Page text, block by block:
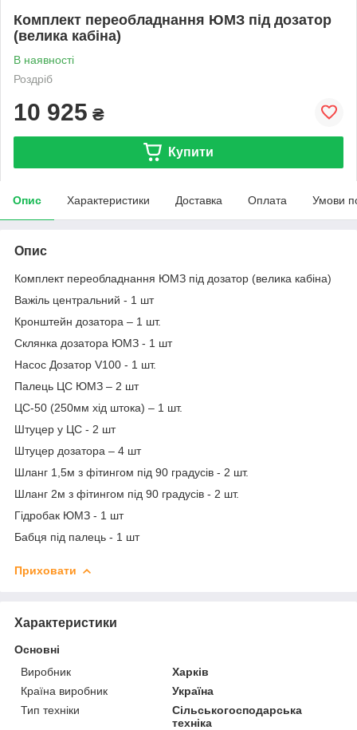
Комплект переобладнання ЮМЗ під дозатор
(велика кабіна)
В наявності
Роздріб
10 925 ₴
Купити
Опис Характеристики Доставка Оплата Умови
Опис
Комплект переобладнання ЮМЗ під дозатор (велика кабіна)
Важіль центральний - 1 шт
Кронштейн дозатора – 1 шт.
Склянка дозатора ЮМЗ - 1 шт
Насос Дозатор V100 - 1 шт.
Палець ЦС ЮМЗ – 2 шт
ЦС-50 (250мм хід штока) – 1 шт.
Штуцер у ЦС - 2 шт
Штуцер дозатора – 4 шт
Шланг 1,5м з фітингом під 90 градусів - 2 шт.
Шланг 2м з фітингом під 90 градусів - 2 шт.
Гідробак ЮМЗ - 1 шт
Бабця під палець - 1 шт
Приховати
Характеристики
Основні
Виробник
Харків
Країна виробник
Україна
Тип техніки
Сільськогосподарська
техніка